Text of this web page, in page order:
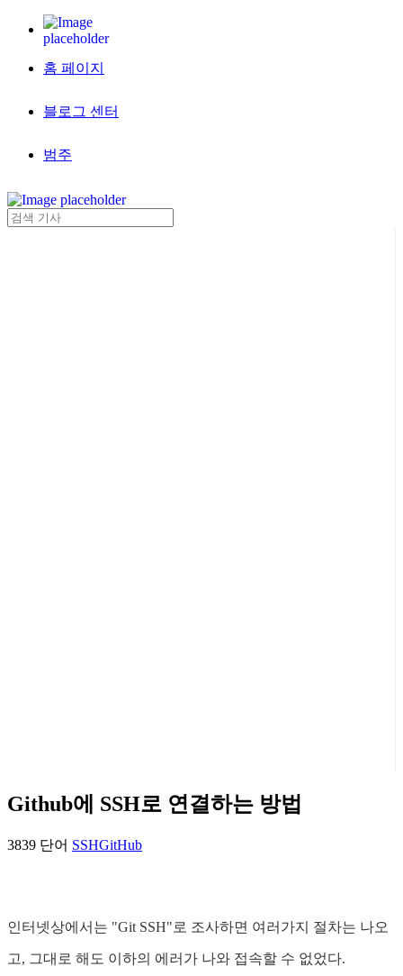
홈 페이지
블로그 센터
범주
Github에 SSH로 연결하는 방법
3839 단어 SSHGitHub
인터넷상에서는 "Git SSH"로 조사하면 여러가지 절차는 나오
고, 그대로 해도 이하의 에러가 나와 접속할 수 없었다.